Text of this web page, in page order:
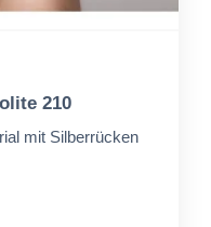
210
mit Silberrücken